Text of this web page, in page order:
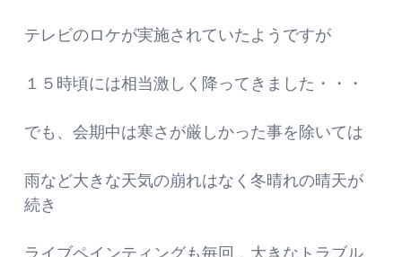
テレビのロケが実施されていたようですが
１５時頃には相当激しく降ってきました・・・
でも、会期中は寒さが厳しかった事を除いては
雨など大きな天気の崩れはなく冬晴れの晴天が
続き
ライブペインティングも毎回、大きなトラブル